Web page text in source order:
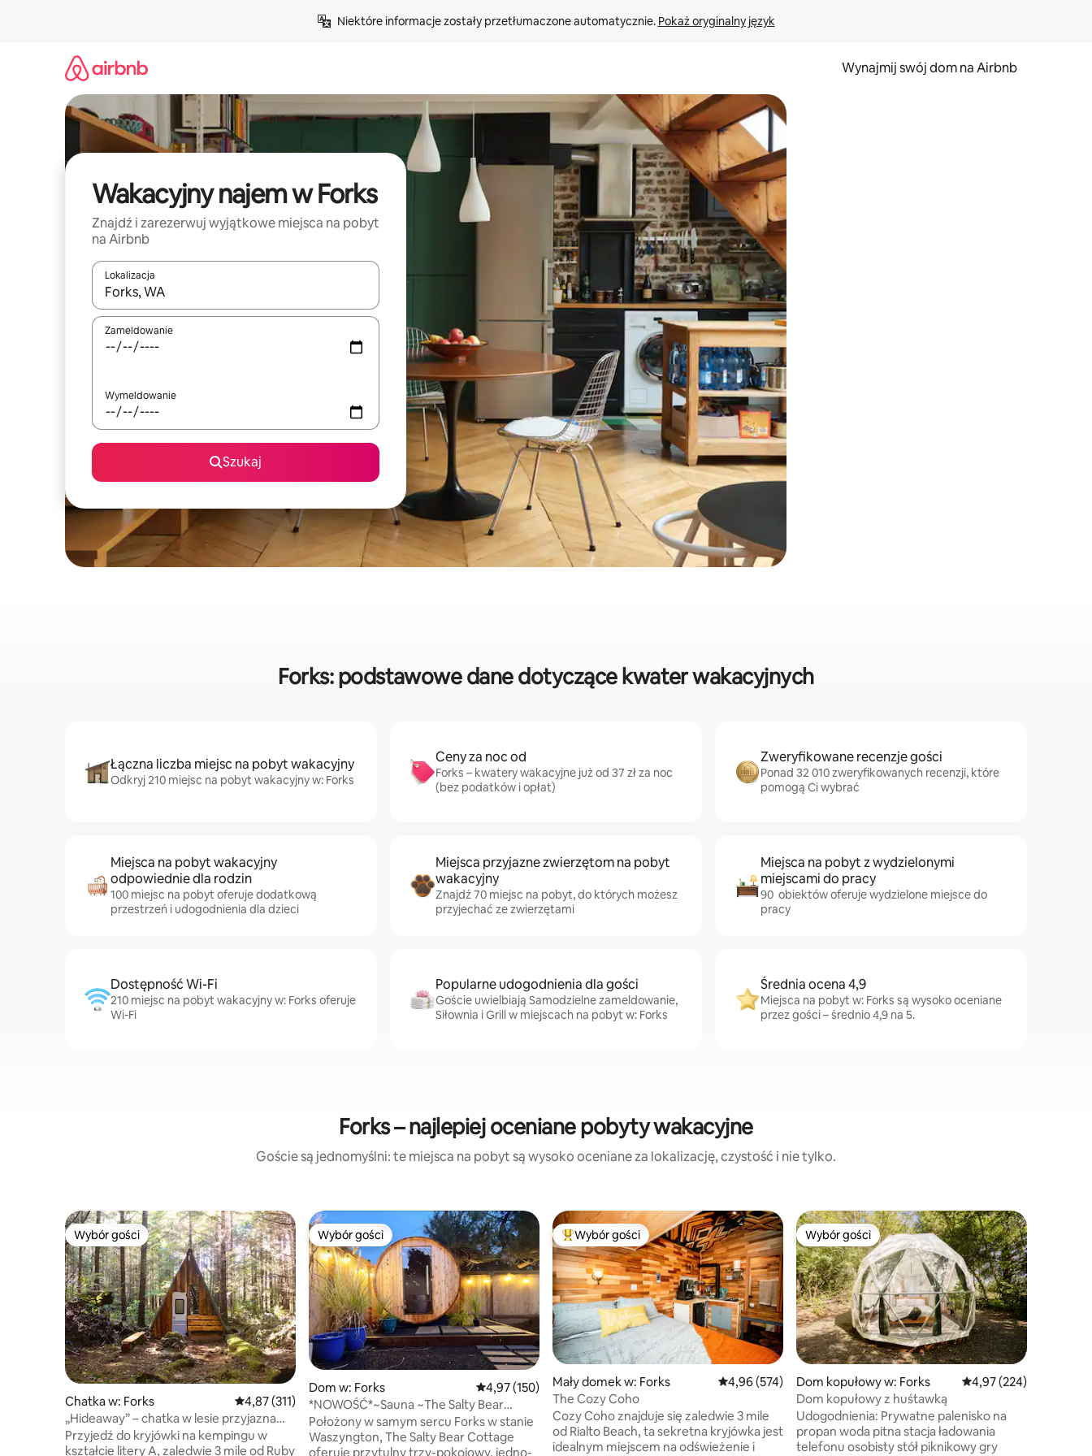
Niektóre informacje zostały przetłumaczone automatycznie. Pokaż oryginalny język
Wynajmij swój dom na Airbnb
Wakacyjny najem w Forks
Znajdź i zarezerwuj wyjątkowe miejsca na pobyt
na Airbnb
Lokalizacja
Gdy wyniki będą dostępne, możesz poruszać się po nich za pomocą klawiszy strzałek w górę i w dół lub przeglądać je za pomocą gestów dotykowych lub przesuwania.
Zameldowanie
Wymeldowanie
Szukaj
Forks: podstawowe dane dotyczące kwater wakacyjnych
Łączna liczba miejsc na pobyt wakacyjny
Odkryj 210 miejsc na pobyt wakacyjny w: Forks
Ceny za noc od
Forks – kwatery wakacyjne już od 37 zł za noc
(bez podatków i opłat)
Zweryfikowane recenzje gości
Ponad 32 010 zweryfikowanych recenzji, które
pomogą Ci wybrać
Miejsca na pobyt wakacyjny
odpowiednie dla rodzin
100 miejsc na pobyt oferuje dodatkową
przestrzeń i udogodnienia dla dzieci
Miejsca przyjazne zwierzętom na pobyt
wakacyjny
Znajdź 70 miejsc na pobyt, do których możesz
przyjechać ze zwierzętami
Miejsca na pobyt z wydzielonymi
miejscami do pracy
90 obiektów oferuje wydzielone miejsce do
pracy
Dostępność Wi-Fi
210 miejsc na pobyt wakacyjny w: Forks oferuje
Wi-Fi
Popularne udogodnienia dla gości
Goście uwielbiają Samodzielne zameldowanie,
Siłownia i Grill w miejscach na pobyt w: Forks
Średnia ocena 4,9
Miejsca na pobyt w: Forks są wysoko oceniane
przez gości – średnio 4,9 na 5.
Forks – najlepiej oceniane pobyty wakacyjne
Goście są jednomyślni: te miejsca na pobyt są wysoko oceniane za lokalizację, czystość i nie tylko.
Wybór gości
Wybór gości
Chatka w: Forks Średnia ocena: 4,87 na 5, liczba recenzji: 311
4,87 (311)
„Hideaway” – chatka w lesie przyjazna
psom
Przyjedź do kryjówki na kempingu w
kształcie litery A, zaledwie 3 mile od Ruby
Wybór gości
Wybór gości
Dom w: Forks Średnia ocena: 4,97 na 5, liczba recenzji: 150
4,97 (150)
*NOWOŚĆ*~Sauna ~The Salty Bear
Cottage~
Położony w samym sercu Forks w stanie
Waszyngton, The Salty Bear Cottage
oferuje przytulny trzy-pokojowy, jedno-
Najpopularniejsze z kategorii Wybór gości
Wybór gości
Mały domek w: Forks Średnia ocena: 4,96 na 5, liczba recenzji: 574
4,96 (574)
The Cozy Coho
Cozy Coho znajduje się zaledwie 3 mile
od Rialto Beach, ta sekretna kryjówka jest
idealnym miejscem na odświeżenie i
Wybór gości
Wybór gości
Dom kopułowy w: Forks Średnia ocena: 4,97
4,97 (224)
Dom kopułowy z huśtawką
Udogodnienia: Prywatne palenisko na
propan woda pitna stacja ładowania
telefonu osobisty stół piknikowy gry